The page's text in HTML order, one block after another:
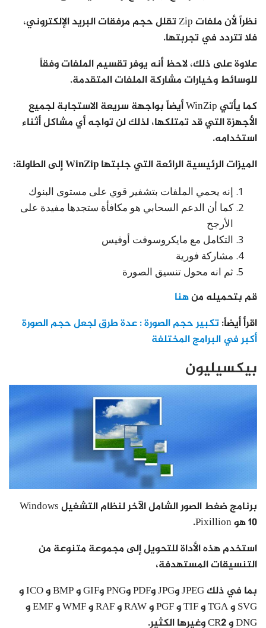
نظراً لأن ملفات Zip تقلل حجم مرفقات البريد الإلكتروني،
فلا تتردد في تجربتها.
علاوة على ذلك، لاحظ أنه يوفر تقسيم الملفات وفقاً
للوسائط وخيارات مشاركة الملفات المتقدمة.
كما يأتي WinZip أيضاً بواجهة سريعة الاستجابة لجميع
الأجهزة التي قد تمتلكها، لذلك لن تواجه أي مشاكل أثناء
استخدامه.
الميزات الرئيسية الرائعة التي جلبتها WinZip إلى الطاولة:
إنه يحمي الملفات بتشفير قوي على مستوى البنوك
كما أن الدعم السحابي هو مكافأة ستجدها مفيدة على
الأرجح
التكامل مع مايكروسوفت أوفيس
مشاركة فورية
ثم انه محول تنسيق الصورة
قم بتحميله منهنا
اقرأ أيضاً:تكبير حجم الصورة : عدة طرق لجعل حجم الصورة
أكبر في البرامج المختلفة
بيكسيليون
برنامج ضغط الصور الشامل الآخر لنظام التشغيل Windows
10 هو Pixillion.
استخدم هذه الأداة للتحويل إلى مجموعة متنوعة من
التنسيقات المستهدفة،
بما في ذلك JPEG وJPG وPDF وPNG وGIF و BMP و ICO و
SVG و TGA و TIF و PGF و RAW و RAF و WMF و EMF و
DNG و CR2 وغيرها الكثير.